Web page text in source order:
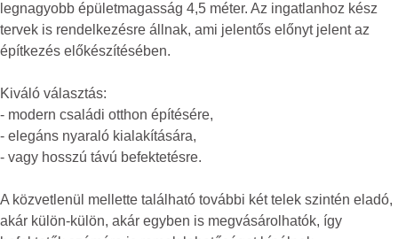
legnagyobb épületmagasság 4,5 méter. Az ingatlanhoz kész
tervek is rendelkezésre állnak, ami jelentős előnyt jelent az
építkezés előkészítésében.
Kiváló választás:
- modern családi otthon építésére,
- elegáns nyaraló kialakítására,
- vagy hosszú távú befektetésre.
A közvetlenül mellette található további két telek szintén eladó,
akár külön-külön, akár egyben is megvásárolhatók, így